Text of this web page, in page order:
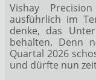
Vishay
ausführlich im
denke, das
behalten. Denn
Quartal 2026
und dürfte nun